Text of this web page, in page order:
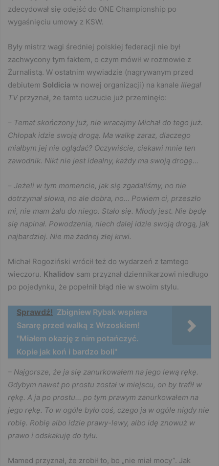
zdecydował się odejść do ONE Championship po
wygaśnięciu umowy z KSW.
Były mistrz wagi średniej polskiej federacji nie był
zachwycony tym faktem, o czym mówił w rozmowie z
Żurnalistą. W ostatnim wywiadzie (nagrywanym przed
debiutem Soldicia w nowej organizacji) na kanale Illegal
TVprzyznał, że tamto uczucie już przeminęło:
– Temat skończony już, nie wracajmy Michał do tego już.
Chłopak idzie swoją drogą. Ma walkę zaraz, dlaczego
miałbym jej nie oglądać? Oczywiście, ciekawi mnie ten
zawodnik. Nikt nie jest idealny, każdy ma swoją drogę…
– Jeżeli w tym momencie, jak się zgadaliśmy, no nie
dotrzymał słowa, no ale dobra, no… Powiem ci, przeszło
mi, nie mam żalu do niego. Stało się. Młody jest. Nie będę
się napinał. Powodzenia, niech dalej idzie swoją drogą, jak
najbardziej. Nie ma żadnej złej krwi.
Michał Rogoziński wrócił też do wydarzeń z tamtego
wieczoru. Khalidov sam przyznał dziennikarzowi niedługo
po pojedynku, że popełnił błąd nie w swoim stylu.
Sprawdź! Zbigniew Rybak wspiera
Sararę przed walką z Wrzoskiem!
"Miałem okazję z nim potańczyć.
Kopie jak koń i bardzo boli"
– Najgorsze, że ja się zanurkowałem na jego lewą rękę.
Gdybym nawet po prostu został w miejscu, on by trafił w
rękę. A ja po prostu… po tym prawym zanurkowałem na
jego rękę. To w ogóle było coś, czego ja w ogóle nigdy nie
robię. Robię albo idzie prawy-lewy, albo idę znowuż w
prawo i odskakuję do tyłu.
Mamed przyznał, że zrobił to, bo „nie miał mocy”. Jak